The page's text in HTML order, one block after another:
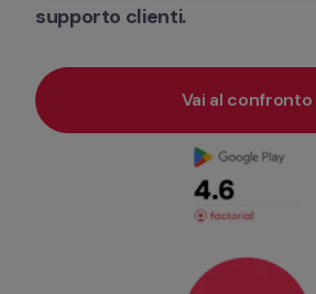
supporto clienti.
Vai al confronto